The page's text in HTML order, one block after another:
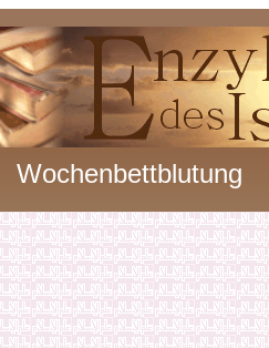
Wochenbettblutung